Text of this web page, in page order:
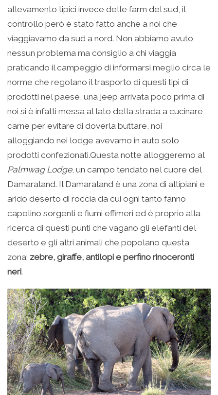
allevamento tipici invece delle farm del sud, il
controllo però è stato fatto anche a noi che
viaggiavamo da sud a nord. Non abbiamo avuto
nessun problema ma consiglio a chi viaggia
praticando il campeggio di informarsi meglio circa le
norme che regolano il trasporto di questi tipi di
prodotti nel paese, una jeep arrivata poco prima di
noi si è infatti messa al lato della strada a cucinare
carne per evitare di doverla buttare, noi
alloggiando nei lodge avevamo in auto solo
prodotti confezionati.Questa notte alloggeremo al
Palmwag Lodge, un campo tendato nel cuore del
Damaraland. Il Damaraland è una zona di altipiani e
arido deserto di roccia da cui ogni tanto fanno
capolino sorgenti e fiumi effimeri ed è proprio alla
ricerca di questi punti che vagano gli elefanti del
deserto e gli altri animali che popolano questa
zona: zebre, giraffe, antilopi e perfino rinoceronti
neri.